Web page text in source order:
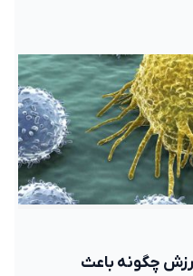
چگونه باعث